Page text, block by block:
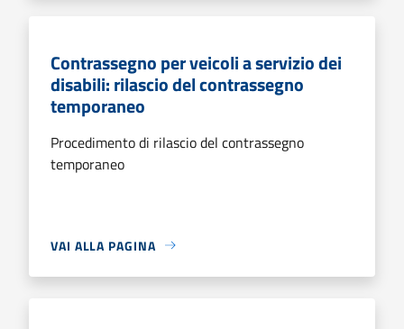
Contrassegno per veicoli a servizio dei
disabili: rilascio del contrassegno
temporaneo
Procedimento di rilascio del contrassegno
temporaneo
VAI ALLA PAGINA